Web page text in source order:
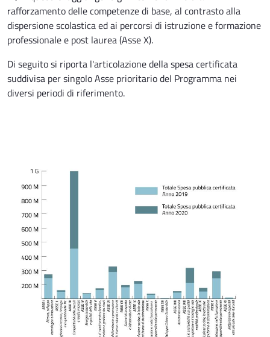
rafforzamento delle competenze di base, al contrasto alla
dispersione scolastica ed ai percorsi di istruzione e formazione
professionale e post laurea (Asse X).
Di seguito si riporta l'articolazione della spesa certificata
suddivisa per singolo Asse prioritario del Programma nei
diversi periodi di riferimento.